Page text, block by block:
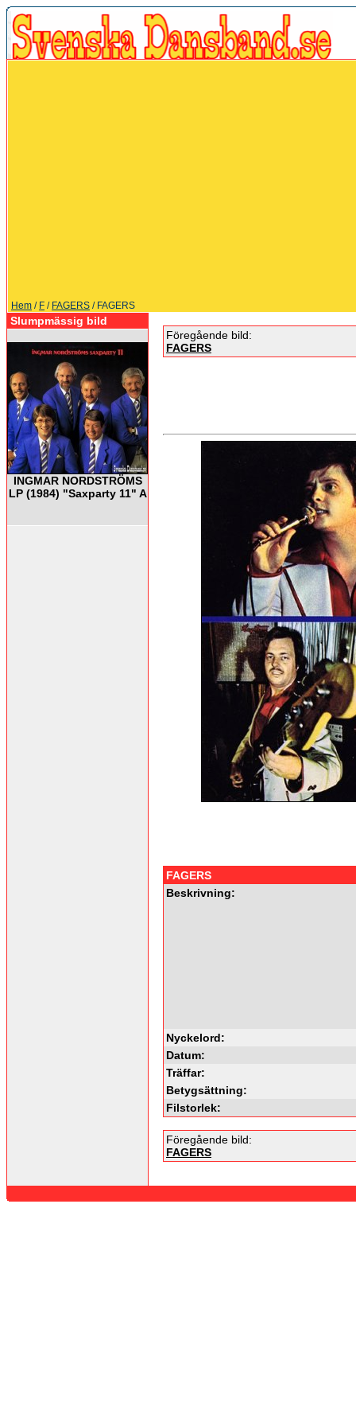
Hem / F / FAGERS / FAGERS
Slumpmässig bild
INGMAR NORDSTRÖMS
LP (1984) "Saxparty 11" A
Föregående bild:
FAGERS
FAGERS
Beskrivning:
Nyckelord:
Datum:
Träffar:
Betygsättning:
Filstorlek:
Föregående bild:
FAGERS